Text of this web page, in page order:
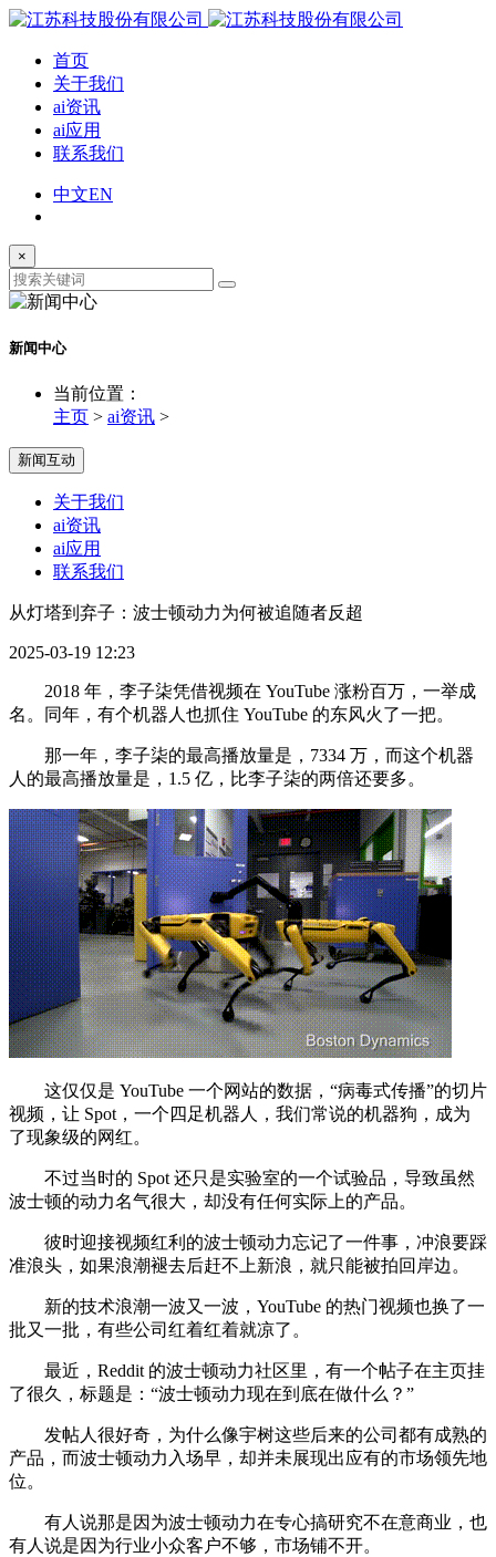
首页
关于我们
ai资讯
ai应用
联系我们
中文EN
×
新闻中心
当前位置：
主页 > ai资讯 >
新闻互动
关于我们
ai资讯
ai应用
联系我们
从灯塔到弃子：波士顿动力为何被追随者反超
2025-03-19 12:23
2018 年，李子柒凭借视频在 YouTube 涨粉百万，一举成
名。同年，有个机器人也抓住 YouTube 的东风火了一把。
那一年，李子柒的最高播放量是，7334 万，而这个机器
人的最高播放量是，1.5 亿，比李子柒的两倍还要多。
这仅仅是 YouTube 一个网站的数据，“病毒式传播”的切片
视频，让 Spot，一个四足机器人，我们常说的机器狗，成为
了现象级的网红。
不过当时的 Spot 还只是实验室的一个试验品，导致虽然
波士顿的动力名气很大，却没有任何实际上的产品。
彼时迎接视频红利的波士顿动力忘记了一件事，冲浪要踩
准浪头，如果浪潮褪去后赶不上新浪，就只能被拍回岸边。
新的技术浪潮一波又一波，YouTube 的热门视频也换了一
批又一批，有些公司红着红着就凉了。
最近，Reddit 的波士顿动力社区里，有一个帖子在主页挂
了很久，标题是：“波士顿动力现在到底在做什么？”
发帖人很好奇，为什么像宇树这些后来的公司都有成熟的
产品，而波士顿动力入场早，却并未展现出应有的市场领先地
位。
有人说那是因为波士顿动力在专心搞研究不在意商业，也
有人说是因为行业小众客户不够，市场铺不开。